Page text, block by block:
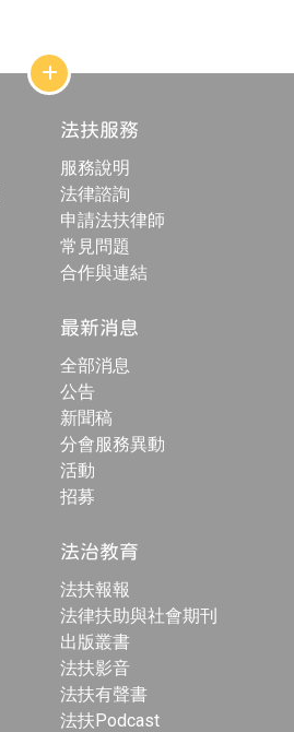
網
站
構
合
按
鈕
法扶服務
服務說明
法律諮詢
申請法扶律師
常見問題
合作與連結
最新消息
全部消息
公告
新聞稿
分會服務異動
活動
招募
法治教育
法扶報報
法律扶助與社會期刊
出版叢書
法扶影音
法扶有聲書
法扶Podcast